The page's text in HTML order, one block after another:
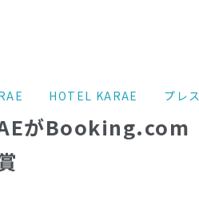
HOTEL KARAE プレス
が